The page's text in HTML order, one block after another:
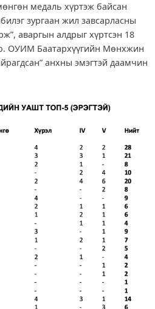
медаль хүртэж байсан
зургаан жил завсарласны
аваргын алдрыг хүртсэн 18
ОУИМ Баатархүүгийн Мөнхжин
анхны эмэгтэй даамчин